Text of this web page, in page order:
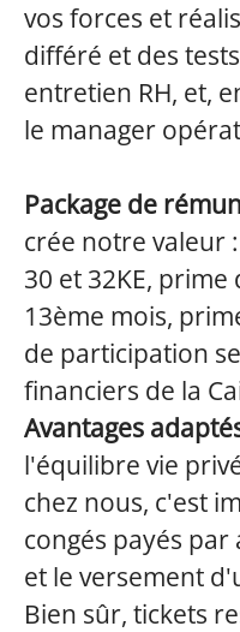
vos forces et
différé et des
entretien RH, et,
le manager
Package de
crée notre valeur
30 et 32KE,
13ème mois,
de participation
financiers de la
Avantages
l'équilibre vie
chez nous, c'est
congés payés par
et le versement
Bien sûr, tickets